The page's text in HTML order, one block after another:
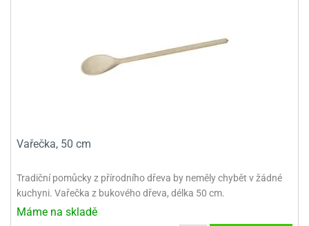
Vařečka, 50 cm
Tradiční pomůcky z přírodního dřeva by neměly chybět v žádné
kuchyni. Vařečka z bukového dřeva, délka 50 cm.
Máme na skladě